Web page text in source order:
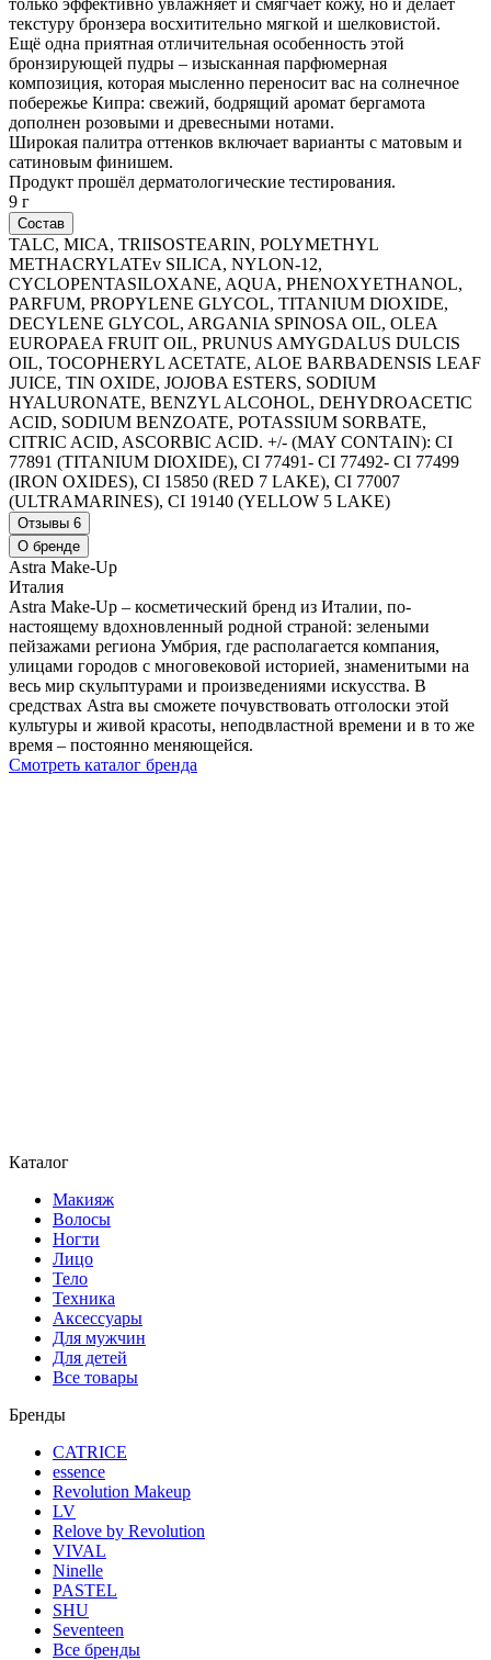
только эффективно увлажняет и смягчает кожу, но и делает
текстуру бронзера восхитительно мягкой и шелковистой.
Ещё одна приятная отличительная особенность этой
бронзирующей пудры – изысканная парфюмерная
композиция, которая мысленно переносит вас на солнечное
побережье Кипра: свежий, бодрящий аромат бергамота
дополнен розовыми и древесными нотами.
Широкая палитра оттенков включает варианты с матовым и
сатиновым финишем.
Продукт прошёл дерматологические тестирования.
9 г
Состав
TALC, MICA, TRIISOSTEARIN, POLYMETHYL
METHACRYLATEv SILICA, NYLON-12,
CYCLOPENTASILOXANE, AQUA, PHENOXYETHANOL,
PARFUM, PROPYLENE GLYCOL, TITANIUM DIOXIDE,
DECYLENE GLYCOL, ARGANIA SPINOSA OIL, OLEA
EUROPAEA FRUIT OIL, PRUNUS AMYGDALUS DULCIS
OIL, TOCOPHERYL ACETATE, ALOE BARBADENSIS LEAF
JUICE, TIN OXIDE, JOJOBA ESTERS, SODIUM
HYALURONATE, BENZYL ALCOHOL, DEHYDROACETIC
ACID, SODIUM BENZOATE, POTASSIUM SORBATE,
CITRIC ACID, ASCORBIC ACID. +/- (MAY CONTAIN): CI
77891 (TITANIUM DIOXIDE), CI 77491- CI 77492- CI 77499
(IRON OXIDES), CI 15850 (RED 7 LAKE), CI 77007
(ULTRAMARINES), CI 19140 (YELLOW 5 LAKE)
Отзывы 6
О бренде
Astra Make-Up
Италия
Astra Make-Up – косметический бренд из Италии, по-
настоящему вдохновленный родной страной: зелеными
пейзажами региона Умбрия, где располагается компания,
улицами городов с многовековой историей, знаменитыми на
весь мир скульптурами и произведениями искусства. В
средствах Astra вы сможете почувствовать отголоски этой
культуры и живой красоты, неподвластной времени и в то же
время – постоянно меняющейся.
Смотреть каталог бренда
Каталог
Макияж
Волосы
Ногти
Лицо
Тело
Техника
Аксессуары
Для мужчин
Для детей
Все товары
Бренды
CATRICE
essence
Revolution Makeup
LV
Relove by Revolution
VIVAL
Ninelle
PASTEL
SHU
Seventeen
Все бренды